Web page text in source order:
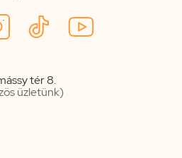
tér 8.
üzletünk)